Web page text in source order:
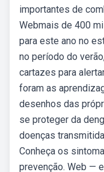
importantes de
Webmais de 400
para este ano no
no período do
cartazes para
foram as
desenhos das
se proteger da
doenças
Conheça os
prevenção. Web —